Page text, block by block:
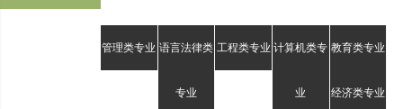
管理类专业 语言法律类
专业
工程类专业 计算机类专
业
教育类专业
经济类专业